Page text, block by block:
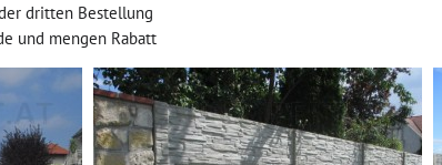
dritten Bestellung
und mengen Rabatt